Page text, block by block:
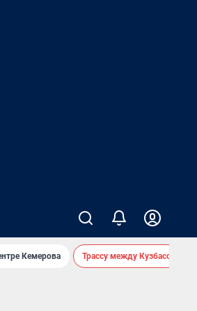
Кемерова Трассу между Кузбассом и